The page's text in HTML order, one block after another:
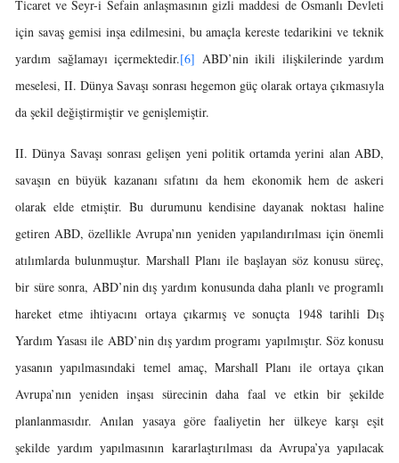
Ticaret ve Seyr-i Sefain anlaşmasının gizli maddesi de Osmanlı Devleti
için savaş gemisi inşa edilmesini, bu amaçla kereste tedarikini ve teknik
yardım sağlamayı içermektedir.[6] ABD’nin ikili ilişkilerinde yardım
meselesi, II. Dünya Savaşı sonrası hegemon güç olarak ortaya çıkmasıyla
da şekil değiştirmiştir ve genişlemiştir.
II. Dünya Savaşı sonrası gelişen yeni politik ortamda yerini alan ABD,
savaşın en büyük kazananı sıfatını da hem ekonomik hem de askeri
olarak elde etmiştir. Bu durumunu kendisine dayanak noktası haline
getiren ABD, özellikle Avrupa’nın yeniden yapılandırılması için önemli
atılımlarda bulunmuştur. Marshall Planı ile başlayan söz konusu süreç,
bir süre sonra, ABD’nin dış yardım konusunda daha planlı ve programlı
hareket etme ihtiyacını ortaya çıkarmış ve sonuçta 1948 tarihli Dış
Yardım Yasası ile ABD’nin dış yardım programı yapılmıştır. Söz konusu
yasanın yapılmasındaki temel amaç, Marshall Planı ile ortaya çıkan
Avrupa’nın yeniden inşası sürecinin daha faal ve etkin bir şekilde
planlanmasıdır. Anılan yasaya göre faaliyetin her ülkeye karşı eşit
şekilde yardım yapılmasının kararlaştırılması da Avrupa’ya yapılacak